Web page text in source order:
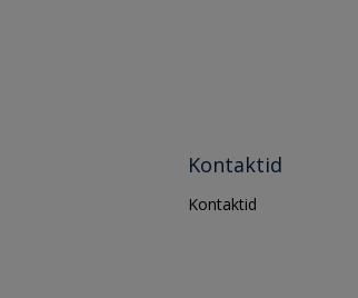
Kontaktid
Kontaktid